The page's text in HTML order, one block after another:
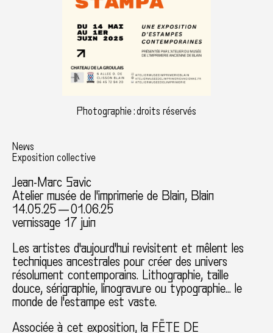
Photographie : droits réservés
News
Exposition collective
Jean-Marc Savic
Atelier musée de l'imprimerie de Blain, Blain
14.05.25 — 01.06.25
vernissage 17 juin
Les artistes d'aujourd'hui revisitent et mêlent les
techniques ancestrales pour créer des univers
résolument contemporains. Lithographie, taille
douce, sérigraphie, linogravure ou typographie... le
monde de l'estampe est vaste.
Associée à cet exposition, la FËTE DE